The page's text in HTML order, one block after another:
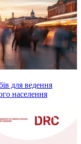
для ведення
населення